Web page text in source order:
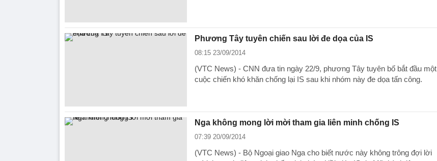
Phương Tây tuyên chiến sau lời đe dọa của IS
08:15 23/09/2014
(VTC News) - CNN đưa tin ngày 22/9, phương Tây tuyên bố bắt đầu một
cuộc chiến khó khăn chống lại IS sau khi nhóm này đe dọa tấn công.
Nga không mong lời mời tham gia liên minh chống IS
07:39 20/09/2014
(VTC News) - Bộ Ngoại giao Nga cho biết nước này không trông đợi lời